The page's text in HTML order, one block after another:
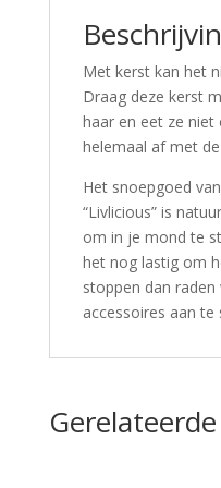
Met kerst kan het
Draag deze kerst
haar en eet ze
helemaal af met
Het snoepgoed
“Livlicious” is
om in je mond te
het nog lastig om
stoppen dan
accessoires aan te